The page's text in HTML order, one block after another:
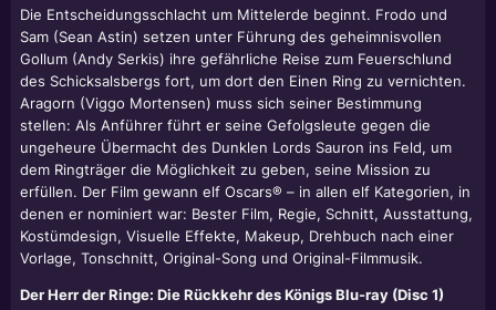
Die Entscheidungsschlacht um Mittelerde beginnt. Frodo und
Sam (Sean Astin) setzen unter Führung des geheimnisvollen
Gollum (Andy Serkis) ihre gefährliche Reise zum Feuerschlund
des Schicksalsbergs fort, um dort den Einen Ring zu vernichten.
Aragorn (Viggo Mortensen) muss sich seiner Bestimmung
stellen: Als Anführer führt er seine Gefolgsleute gegen die
ungeheure Übermacht des Dunklen Lords Sauron ins Feld, um
dem Ringträger die Möglichkeit zu geben, seine Mission zu
erfüllen. Der Film gewann elf Oscars® – in allen elf Kategorien, in
denen er nominiert war: Bester Film, Regie, Schnitt, Ausstattung,
Kostümdesign, Visuelle Effekte, Makeup, Drehbuch nach einer
Vorlage, Tonschnitt, Original-Song und Original-Filmmusik.
Der Herr der Ringe: Die Rückkehr des Königs Blu-ray (Disc 1)